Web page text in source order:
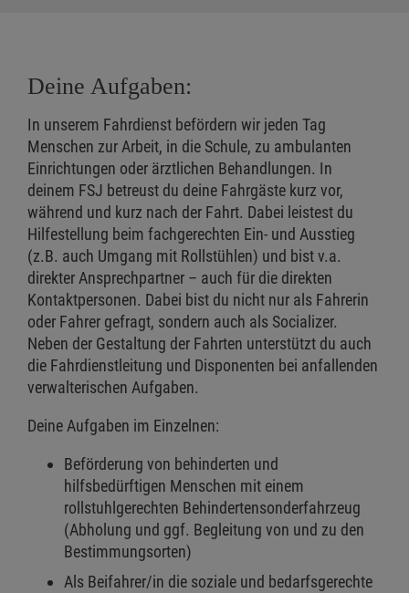
Deine Aufgaben:
In unserem Fahrdienst befördern wir jeden Tag
Menschen zur Arbeit, in die Schule, zu ambulanten
Einrichtungen oder ärztlichen Behandlungen. In
deinem FSJ betreust du deine Fahrgäste kurz vor,
während und kurz nach der Fahrt. Dabei leistest du
Hilfestellung beim fachgerechten Ein- und Ausstieg
(z.B. auch Umgang mit Rollstühlen) und bist v.a.
direkter Ansprechpartner – auch für die direkten
Kontaktpersonen. Dabei bist du nicht nur als Fahrerin
oder Fahrer gefragt, sondern auch als Socializer.
Neben der Gestaltung der Fahrten unterstützt du auch
die Fahrdienstleitung und Disponenten bei anfallenden
verwalterischen Aufgaben.
Deine Aufgaben im Einzelnen:
Beförderung von behinderten und
hilfsbedürftigen Menschen mit einem
rollstuhlgerechten Behindertensonderfahrzeug
(Abholung und ggf. Begleitung von und zu den
Bestimmungsorten)
Als Beifahrer/in die soziale und bedarfsgerechte